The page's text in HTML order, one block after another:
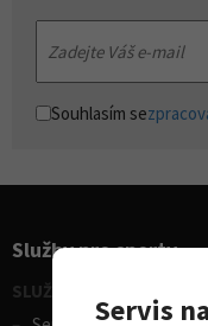
Souhlasím se
Služby pro sporty
SLUŽBY - vodní sporty
Servis